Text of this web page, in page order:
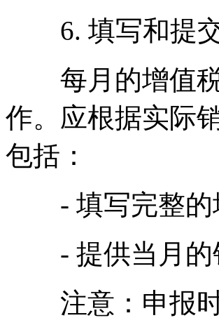
6. 填写和提交
每月的增值税
作。应根据实际
包括：
- 填写完整的
- 提供当月的
注意：申报时